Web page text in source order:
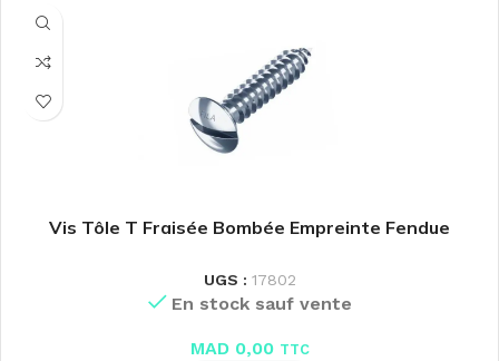
Vis Tôle T Fraisée Bombée Empreinte Fendue
UGS : 17802
En stock sauf vente
MAD0,00 TTC